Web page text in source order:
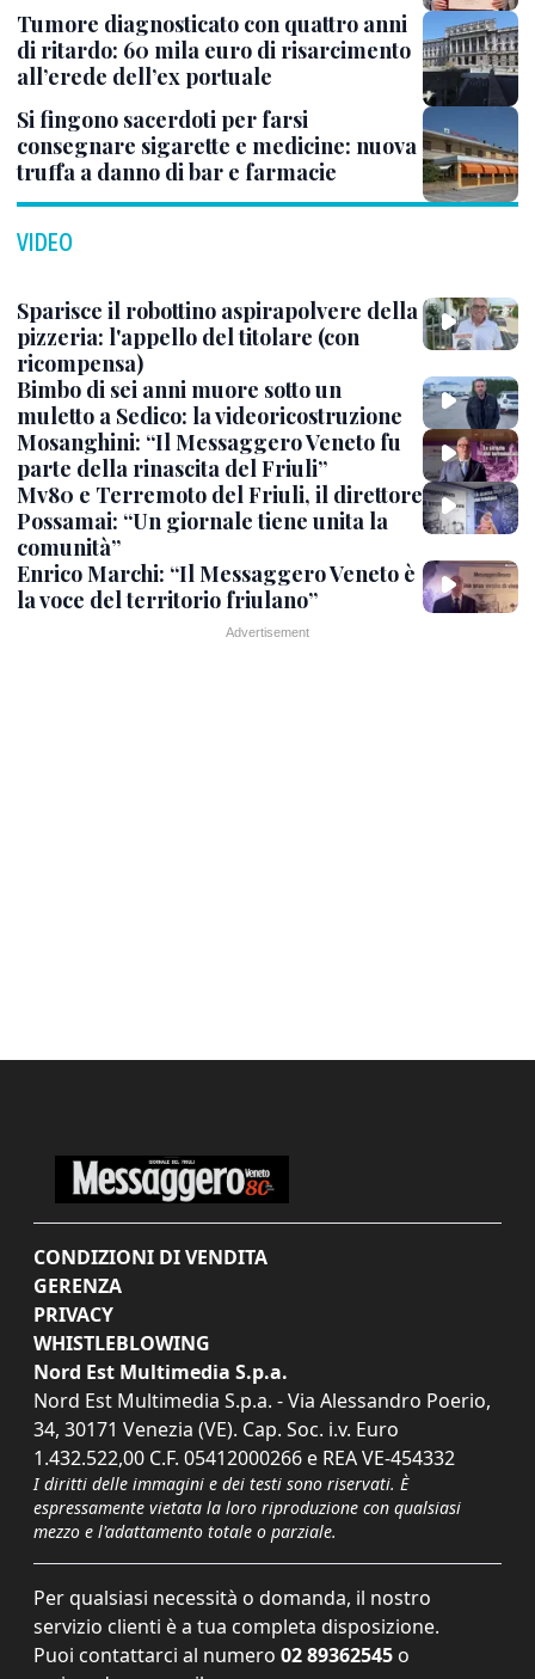
Tumore diagnosticato con quattro anni
di ritardo: 60 mila euro di risarcimento
all’erede dell’ex portuale
Si fingono sacerdoti per farsi
consegnare sigarette e medicine: nuova
truffa a danno di bar e farmacie
VIDEO
Sparisce il robottino aspirapolvere della
pizzeria: l'appello del titolare (con
ricompensa)
Bimbo di sei anni muore sotto un
muletto a Sedico: la videoricostruzione
Mosanghini: “Il Messaggero Veneto fu
parte della rinascita del Friuli”
Mv80 e Terremoto del Friuli, il direttore
Possamai: “Un giornale tiene unita la
comunità”
Enrico Marchi: “Il Messaggero Veneto è
la voce del territorio friulano”
CONDIZIONI DI VENDITA
GERENZA
PRIVACY
WHISTLEBLOWING
Nord Est Multimedia S.p.a.
Nord Est Multimedia S.p.a. - Via Alessandro Poerio,
34, 30171 Venezia (VE). Cap. Soc. i.v. Euro
1.432.522,00 C.F. 05412000266 e REA VE-454332
I diritti delle immagini e dei testi sono riservati. È
espressamente vietata la loro riproduzione con qualsiasi
mezzo e l'adattamento totale o parziale.
Per qualsiasi necessità o domanda, il nostro
servizio clienti è a tua completa disposizione.
Puoi contattarci al numero 02 89362545 o